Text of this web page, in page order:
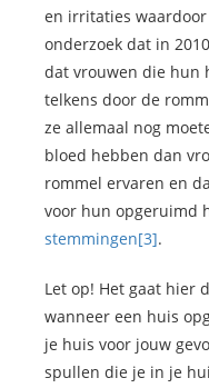
en irritaties
onderzoek dat in
dat vrouwen die hun
telkens door de
ze allemaal nog
bloed hebben dan
rommel ervaren en
voor hun opgeruimd
stemmingen[3].
Let op! Het gaat hier
wanneer een huis
je huis voor jouw
spullen die je in je